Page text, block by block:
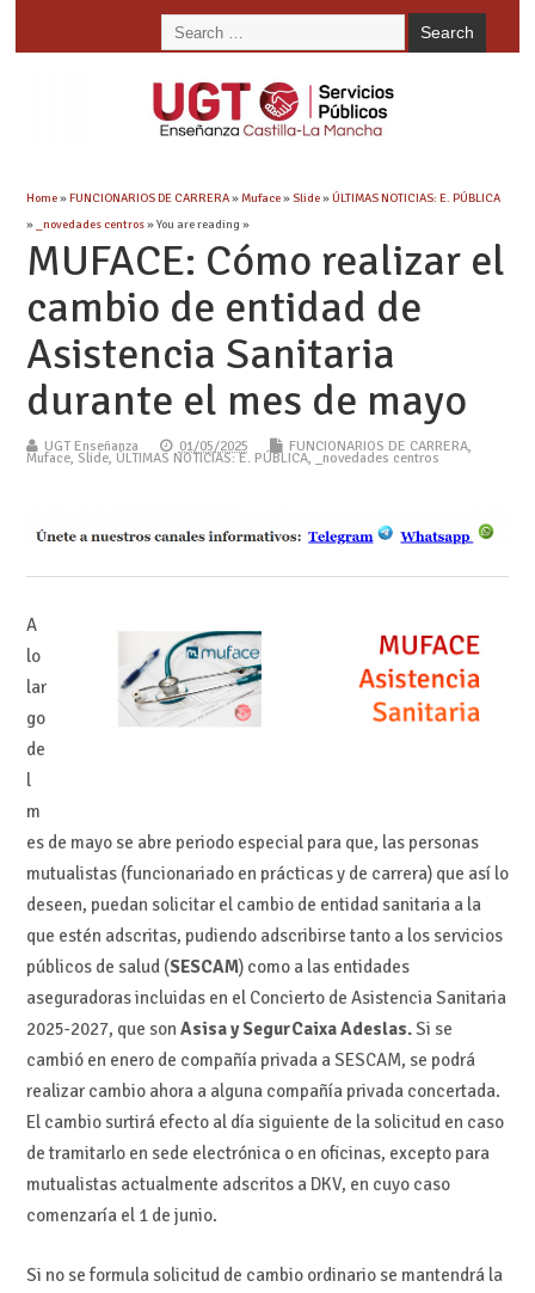
Home»FUNCIONARIOS DE CARRERA»Muface»Slide»ÚLTIMAS NOTICIAS: E. PÚBLICA
»
_novedades centros» You are reading »
MUFACE: Cómo realizar el
cambio de entidad de
Asistencia Sanitaria
durante el mes de mayo
UGT Enseñanza 01/05/2025 FUNCIONARIOS DE CARRERA,
Muface, Slide, ÚLTIMAS NOTICIAS: E. PÚBLICA, _novedades centros
A
lo
lar
go
de
l
m
es de mayo se abre periodo especial para que, las personas
mutualistas (funcionariado en prácticas y de carrera) que así lo
deseen, puedan solicitar el cambio de entidad sanitaria a la
que estén adscritas, pudiendo adscribirse tanto a los servicios
públicos de salud (SESCAM) como a las entidades
aseguradoras incluidas en el Concierto de Asistencia Sanitaria
2025-2027, que son Asisa y SegurCaixa Adeslas.Si se
cambió en enero de compañía privada a SESCAM, se podrá
realizar cambio ahora a alguna compañía privada concertada.
El cambio surtirá efecto al día siguiente de la solicitud en caso
de tramitarlo en sede electrónica o en oficinas, excepto para
mutualistas actualmente adscritos a DKV, en cuyo caso
comenzaría el 1 de junio.
Si no se formula solicitud de cambio ordinario se mantendrá la